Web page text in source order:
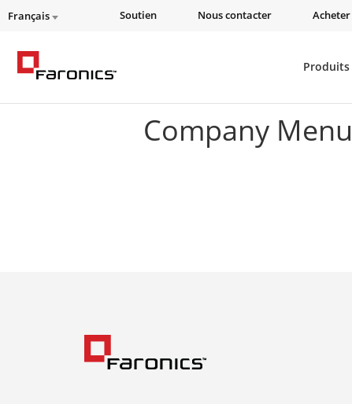
Français Soutien Nous contacter
Produits
Company Menu